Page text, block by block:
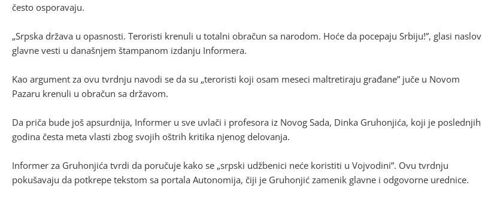
često osporavaju.
„Srpska država u opasnosti. Teroristi krenuli u totalni obračun sa narodom. Hoće da pocepaju Srbiju!”, glasi naslov
glavne vesti u današnjem štampanom izdanju Informera.
Kao argument za ovu tvrdnju navodi se da su „teroristi koji osam meseci maltretiraju građane” juče u Novom
Pazaru krenuli u obračun sa državom.
Da priča bude još apsurdnija, Informer u sve uvlači i profesora iz Novog Sada, Dinka Gruhonjića, koji je poslednjih
godina česta meta vlasti zbog svojih oštrih kritika njenog delovanja.
Informer za Gruhonjića tvrdi da poručuje kako se „srpski udžbenici neće koristiti u Vojvodini”. Ovu tvrdnju
pokušavaju da potkrepe tekstom sa portala Autonomija, čiji je Gruhonjić zamenik glavne i odgovorne urednice.